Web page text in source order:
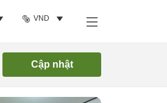
VND
Cập nhật
Tìm phòng trống